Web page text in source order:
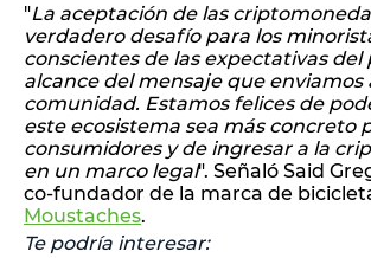
"La aceptación de las
verdadero desafío para los
conscientes de las expectativas del
alcance del mensaje que enviamos
comunidad. Estamos felices de
este ecosistema sea más concreto
consumidores y de ingresar a la
en un marco legal". Señaló Said
co-fundador de la marca de
Moustaches.
Te podría interesar: